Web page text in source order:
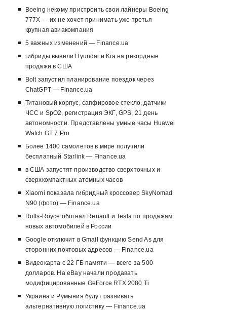
Boeing некому пристроить свои лайнеры Boeing
777X — их не хочет принимать уже третья
крупная авиакомпания
5 важных изменений — Finance.ua
гибриды вывели Hyundai и Kia на рекордные
продажи в США
Bolt запустил планирование поездок через
ChatGPT — Finance.ua
Титановый корпус, сапфировое стекло, датчики
ЧСС и SpO2, регистрация ЭКГ, GPS, 21 день
автономности. Представлены умные часы Huawei
Watch GT 7 Pro
Более 1400 самолетов в мире получили
бесплатный Starlink — Finance.ua
в США запустят производство сверхточных и
сверхкомпактных атомных часов
Xiaomi показала гибридный кроссовер SkyNomad
N90 (фото) — Finance.ua
Rolls-Royce обогнал Renault и Tesla по продажам
новых автомобилей в России
Google отключит в Gmail функцию Send As для
сторонних почтовых адресов — Finance.ua
Видеокарта с 22 ГБ памяти — всего за 500
долларов. На eBay начали продавать
модифицированные GeForce RTX 2080 Ti
Украина и Румыния будут развивать
альтернативную логистику — Finance.ua